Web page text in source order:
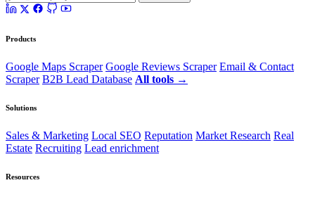
Products
Google Maps Scraper Google Reviews Scraper Email & Contact
Scraper B2B Lead Database All tools →
Solutions
Sales & Marketing Local SEO Reputation Market Research Real
Estate Recruiting Lead enrichment
Resources